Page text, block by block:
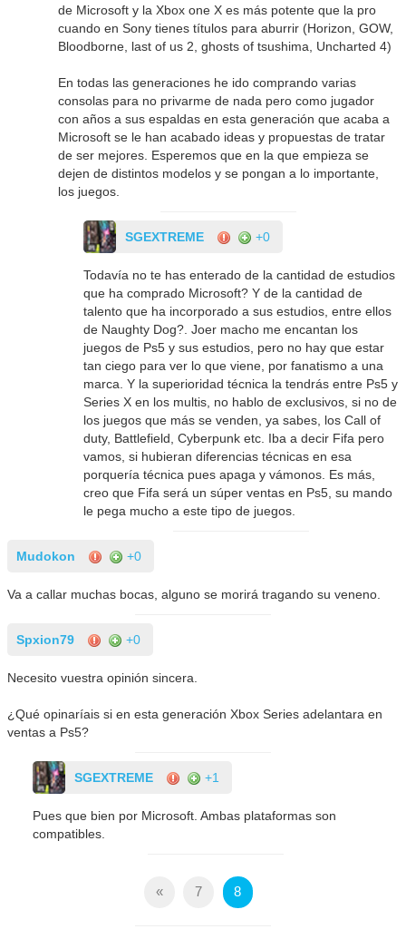
de Microsoft y la Xbox one X es más potente que la pro
cuando en Sony tienes títulos para aburrir (Horizon, GOW,
Bloodborne, last of us 2, ghosts of tsushima, Uncharted 4)
En todas las generaciones he ido comprando varias
consolas para no privarme de nada pero como jugador
con años a sus espaldas en esta generación que acaba a
Microsoft se le han acabado ideas y propuestas de tratar
de ser mejores. Esperemos que en la que empieza se
dejen de distintos modelos y se pongan a lo importante,
los juegos.
SGEXTREME +0
Todavía no te has enterado de la cantidad de estudios
que ha comprado Microsoft? Y de la cantidad de
talento que ha incorporado a sus estudios, entre ellos
de Naughty Dog?. Joer macho me encantan los
juegos de Ps5 y sus estudios, pero no hay que estar
tan ciego para ver lo que viene, por fanatismo a una
marca. Y la superioridad técnica la tendrás entre Ps5 y
Series X en los multis, no hablo de exclusivos, si no de
los juegos que más se venden, ya sabes, los Call of
duty, Battlefield, Cyberpunk etc. Iba a decir Fifa pero
vamos, si hubieran diferencias técnicas en esa
porquería técnica pues apaga y vámonos. Es más,
creo que Fifa será un súper ventas en Ps5, su mando
le pega mucho a este tipo de juegos.
Mudokon +0
Va a callar muchas bocas, alguno se morirá tragando su veneno.
Spxion79 +0
Necesito vuestra opinión sincera.
¿Qué opinaríais si en esta generación Xbox Series adelantara en
ventas a Ps5?
SGEXTREME +1
Pues que bien por Microsoft. Ambas plataformas son
compatibles.
« 7 8